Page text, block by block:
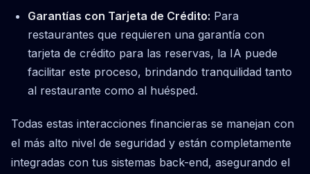
Garantías con Tarjeta de Crédito: Para
restaurantes que requieren una garantía con
tarjeta de crédito para las reservas, la IA puede
facilitar este proceso, brindando tranquilidad tanto
al restaurante como al huésped.
Todas estas interacciones financieras se manejan con
el más alto nivel de seguridad y están completamente
integradas con tus sistemas back-end, asegurando el